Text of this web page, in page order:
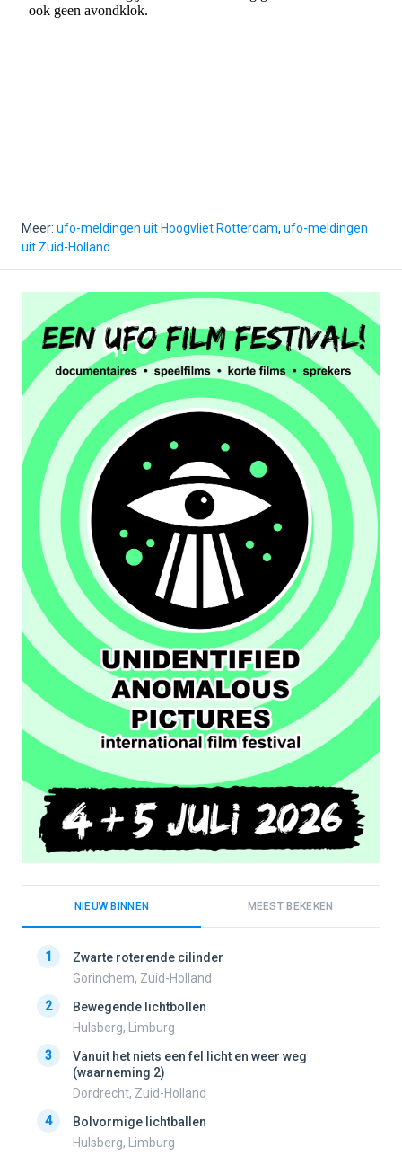
Meer: ufo-meldingen uit Hoogvliet Rotterdam, ufo-meldingen
uit Zuid-Holland
NIEUW BINNEN MEEST BEKEKEN
1
Zwarte roterende cilinder
Gorinchem, Zuid-Holland
2
Bewegende lichtbollen
Hulsberg, Limburg
3
Vanuit het niets een fel licht en weer weg
(waarneming 2)
Dordrecht, Zuid-Holland
4
Bolvormige lichtballen
Hulsberg, Limburg